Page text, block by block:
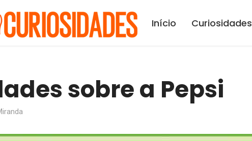
Início Curiosidades
sobre a Pepsi